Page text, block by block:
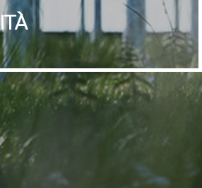
calore dei forni delle
uffici;
imbevuti di olio per
di scarto e degli